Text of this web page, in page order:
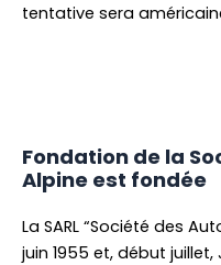
tentative sera
Fondation de la
Alpine est fondée
La SARL “Société des
juin 1955 et, début